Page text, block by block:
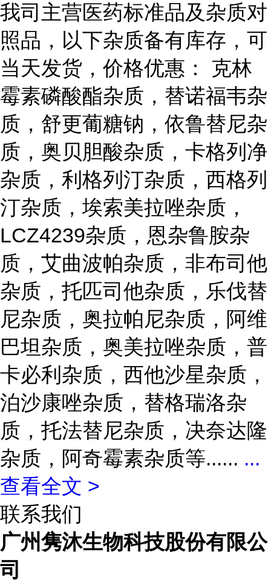
我司主营医药标准品及杂质对
照品，以下杂质备有库存，可
当天发货，价格优惠： 克林
霉素磷酸酯杂质，替诺福韦杂
质，舒更葡糖钠，依鲁替尼杂
质，奥贝胆酸杂质，卡格列净
杂质，利格列汀杂质，西格列
汀杂质，埃索美拉唑杂质，
LCZ4239杂质，恩杂鲁胺杂
质，艾曲波帕杂质，非布司他
杂质，托匹司他杂质，乐伐替
尼杂质，奥拉帕尼杂质，阿维
巴坦杂质，奥美拉唑杂质，普
卡必利杂质，西他沙星杂质，
泊沙康唑杂质，替格瑞洛杂
质，托法替尼杂质，决奈达隆
杂质，阿奇霉素杂质等...... ...
查看全文 >
联系我们
广州隽沐生物科技股份有限公
司